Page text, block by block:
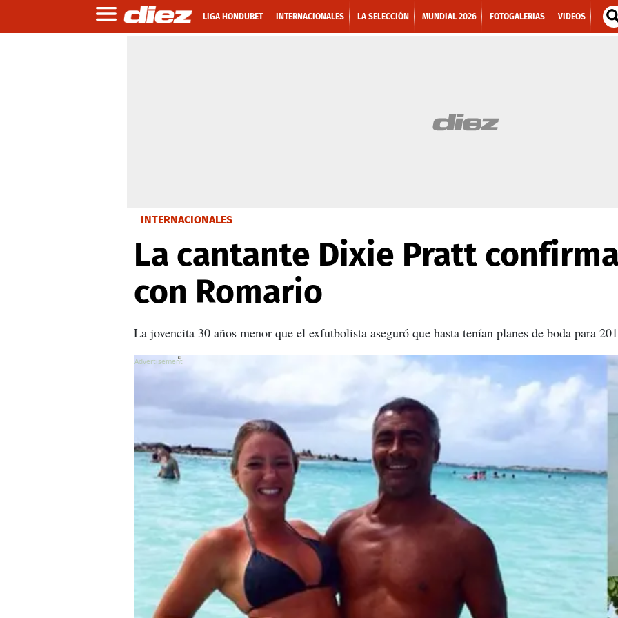
LIGA HONDUBET INTERNACIONALES LA SELECCIÓN MUNDIAL 2026 FOTOGALERIAS VIDEOS
INTERNACIONALES
La cantante Dixie Pratt
con Romario
La jovencita 30 años menor que el exfutbolista aseguró que hasta tenían planes de boda para
X